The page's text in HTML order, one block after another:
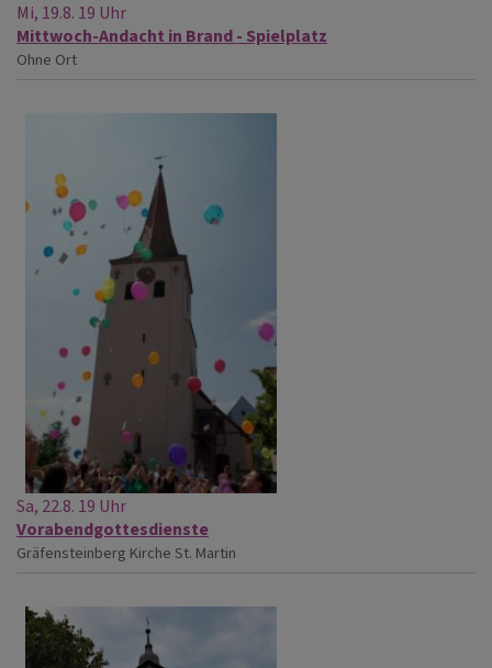
Mi, 19.8. 19 Uhr
Mittwoch-Andacht in Brand - Spielplatz
Ohne Ort
Sa, 22.8. 19 Uhr
Vorabendgottesdienste
Gräfensteinberg Kirche St. Martin